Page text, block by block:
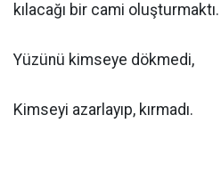
kılacağı bir cami oluşturmaktı.
Yüzünü kimseye dökmedi,
Kimseyi azarlayıp, kırmadı.